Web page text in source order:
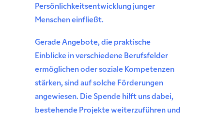
Persönlichkeitsentwicklung junger
Menschen einfließt.
Gerade Angebote, die praktische
Einblicke in verschiedene Berufsfelder
ermöglichen oder soziale Kompetenzen
stärken, sind auf solche Förderungen
angewiesen. Die Spende hilft uns dabei,
bestehende Projekte weiterzuführen und